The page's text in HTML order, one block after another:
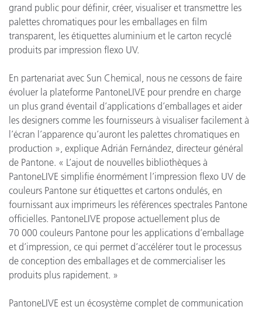
grand public pour définir, créer, visualiser et transmettre les
palettes chromatiques pour les emballages en film
transparent, les étiquettes aluminium et le carton recyclé
produits par impression flexo UV.
En partenariat avec Sun Chemical, nous ne cessons de faire
évoluer la plateforme PantoneLIVE pour prendre en charge
un plus grand éventail d’applications d’emballages et aider
les designers comme les fournisseurs à visualiser facilement à
l’écran l’apparence qu’auront les palettes chromatiques en
production », explique Adrián Fernández, directeur général
de Pantone. « L’ajout de nouvelles bibliothèques à
PantoneLIVE simplifie énormément l’impression flexo UV de
couleurs Pantone sur étiquettes et cartons ondulés, en
fournissant aux imprimeurs les références spectrales Pantone
officielles. PantoneLIVE propose actuellement plus de
70 000 couleurs Pantone pour les applications d’emballage
et d’impression, ce qui permet d’accélérer tout le processus
de conception des emballages et de commercialiser les
produits plus rapidement. »
PantoneLIVE est un écosystème complet de communication